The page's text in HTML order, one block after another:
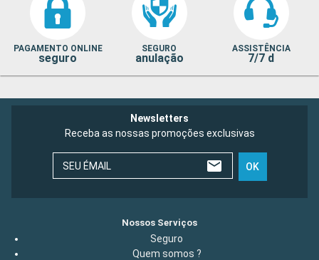
PAGAMENTO ONLINE
seguro
SEGURO
anulação
ASSISTÊNCIA
7/7 d
Newsletters
Receba as nossas promoções exclusivas
SEU ÉMAIL OK
Nossos Serviços
Seguro
Quem somos ?